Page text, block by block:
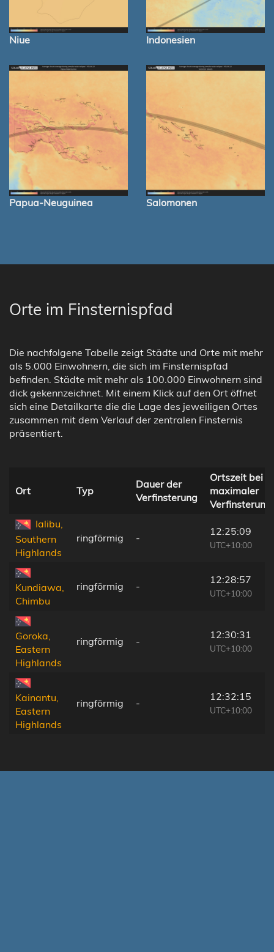
Niue Indonesien
Papua-Neuguinea Salomonen
Orte im Finsternispfad
Die nachfolgene Tabelle zeigt Städte und Orte mit mehr
als 5.000 Einwohnern, die sich im Finsternispfad
befinden. Städte mit mehr als 100.000 Einwohnern sind
dick gekennzeichnet. Mit einem Klick auf den Ort öffnet
sich eine Detailkarte die die Lage des jeweiligen Ortes
zusammen mit dem Verlauf der zentralen Finsternis
präsentiert.
Ort Typ
Dauer der
Verfinsterung
Ortszeit bei
maximaler
Verfinsterung
Ialibu,
Southern
Highlands
ringförmig -
12:25:09
UTC+10:00
Kundiawa,
Chimbu
ringförmig -
12:28:57
UTC+10:00
Goroka,
Eastern
Highlands
ringförmig -
12:30:31
UTC+10:00
Kainantu,
Eastern
Highlands
ringförmig -
12:32:15
UTC+10:00